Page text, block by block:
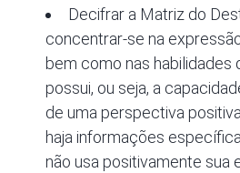
Decifrar a Matriz do
concentrar-se na
bem como nas habilidades
possui, ou seja, a
de uma perspectiva
haja informações
não usa positivamente sua